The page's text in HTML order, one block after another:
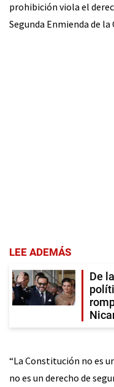
prohibición viola el
Segunda Enmienda de
LEE ADEMÁS
De
“La Constitución no es
no es un derecho de